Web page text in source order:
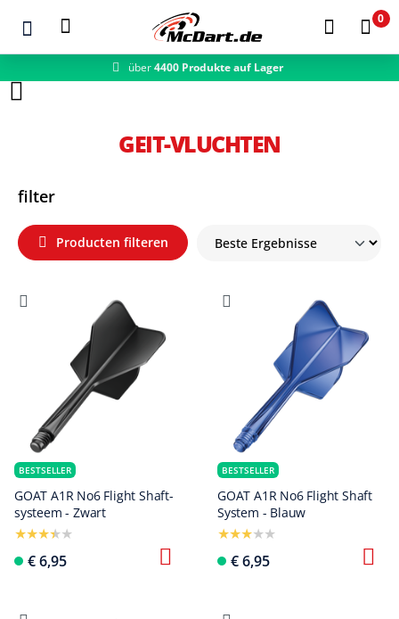
Zum Hauptinhalt springen
0
über4400 Produkte auf Lager
GEIT-VLUCHTEN
filter
Producten filteren
BESTSELLER
GOAT A1R No6 Flight Shaft-
systeem - Zwart
€ 6,95
BESTSELLER
GOAT A1R No6 Flight Shaft
System - Blauw
€ 6,95